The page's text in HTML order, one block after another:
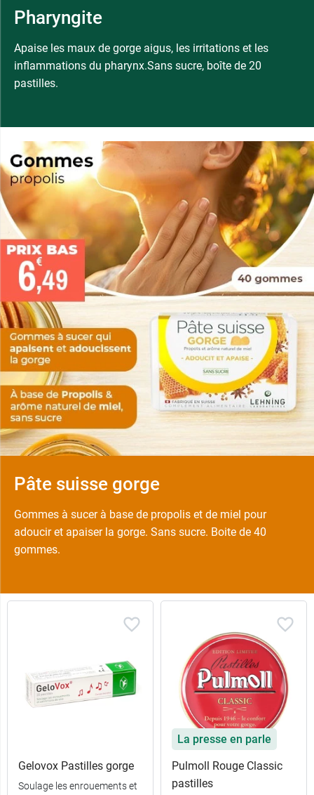
Pharyngite
Apaise les maux de gorge aigus, les irritations et les
inflammations du pharynx.Sans sucre, boîte de 20
pastilles.
Pâte suisse gorge
Gommes à sucer à base de propolis et de miel pour
adoucir et apaiser la gorge. Sans sucre. Boite de 40
gommes.
Gelovox Pastilles gorge
Soulage les enrouements et
La presse en parle
Pulmoll Rouge Classic
pastilles